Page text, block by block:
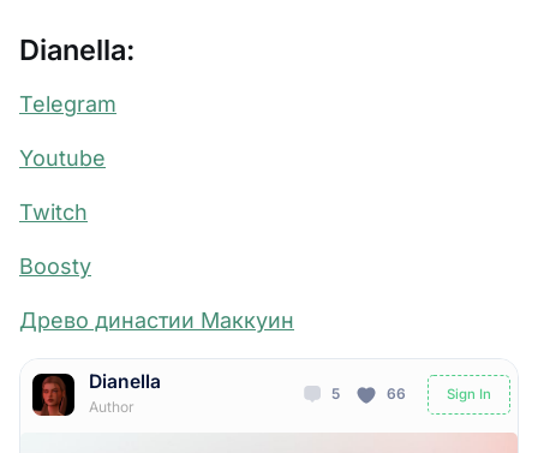
Dianella:
Telegram
Youtube
Twitch
Boosty
Древо династии Маккуин